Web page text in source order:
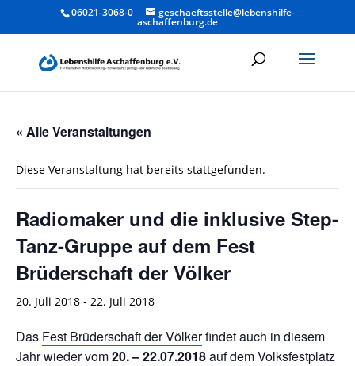
06021-3068-0 geschaeftsstelle@lebenshilfe-
aschaffenburg.de
« Alle Veranstaltungen
Diese Veranstaltung hat bereits stattgefunden.
Radiomaker und die inklusive Step-
Tanz-Gruppe auf dem Fest
Brüderschaft der Völker
20. Juli 2018 - 22. Juli 2018
Das Fest Brüderschaft der Völkerfindet auch in diesem
Jahr wieder vom20. – 22.07.2018auf dem Volksfestplatz